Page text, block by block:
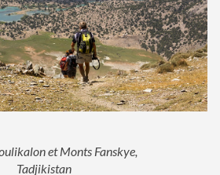
et Monts Fanskye,
Tadjikistan